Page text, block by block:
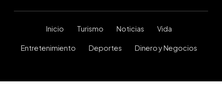
Inicio Turismo Noticias Vida
Entretenimiento Deportes Dinero y Negocios